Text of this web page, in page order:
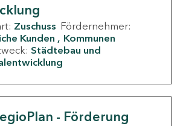
Zuschuss Fördernehmer:
Kunden
Kommunen
Städtebau und
- Förderung